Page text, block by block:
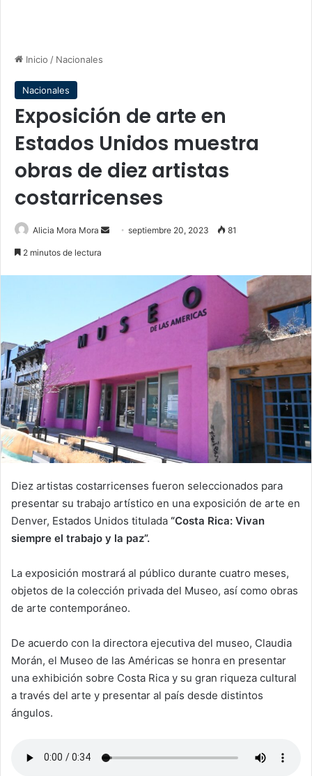
Inicio / Nacionales
Nacionales
Exposición de arte en
Estados Unidos muestra
obras de diez artistas
costarricenses
Alicia Mora Mora
Sendseptiembre 20, 2023 81
2 minutos de lectura
Diez artistas costarricenses fueron seleccionados para
presentar su trabajo artístico en una exposición de arte en
Denver, Estados Unidos titulada “Costa Rica: Vivan
siempre el trabajo y la paz”.
La exposición mostrará al público durante cuatro meses,
objetos de la colección privada del Museo, así como obras
de arte contemporáneo.
De acuerdo con la directora ejecutiva del museo, Claudia
Morán, el Museo de las Américas se honra en presentar
una exhibición sobre Costa Rica y su gran riqueza cultural
a través del arte y presentar al país desde distintos
ángulos.